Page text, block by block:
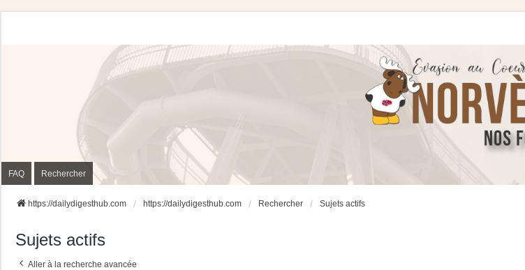
FAQ Rechercher
https://dailydigesthub.com https://dailydigesthub.com Rechercher Sujets actifs
Sujets actifs
Aller à la recherche avancée